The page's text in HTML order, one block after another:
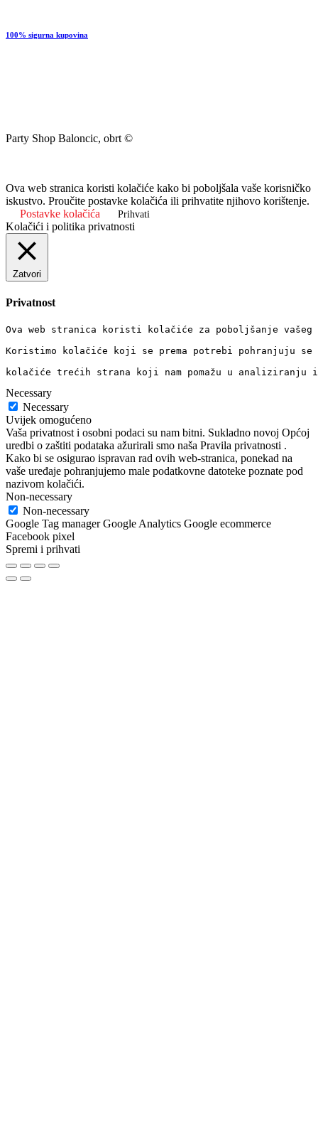
100% sigurna kupovina
Party Shop Baloncic, obrt ©
Ova web stranica koristi kolačiće kako bi poboljšala vaše korisničko
iskustvo. Proučite postavke kolačića ili prihvatite njihovo korištenje.
Postavke kolačića
Prihvati
Kolačići i politika privatnosti
Zatvori
Privatnost
Ova web stranica koristi kolačiće za poboljšanje
Koristimo kolačiće koji se prema potrebi pohranjuju
kolačiće trećih strana koji nam pomažu u
Necessary
Necessary
Uvijek omogućeno
Vaša privatnost i osobni podaci su nam bitni. Sukladno novoj Općoj
uredbi o zaštiti podataka ažurirali smo naša Pravila privatnosti .
Kako bi se osigurao ispravan rad ovih web-stranica, ponekad na
vaše uređaje pohranjujemo male podatkovne datoteke poznate pod
nazivom kolačići.
Non-necessary
Non-necessary
Google Tag manager Google Analytics Google ecommerce
Facebook pixel
Spremi i prihvati